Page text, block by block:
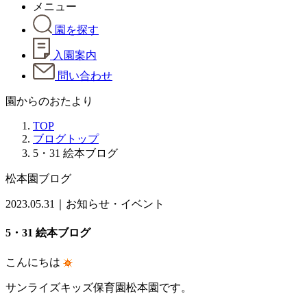
メニュー
園を探す
入園案内
問い合わせ
園からのおたより
TOP
ブログトップ
5・31 絵本ブログ
松本園ブログ
2023.05.31｜お知らせ・イベント
5・31 絵本ブログ
こんにちは
サンライズキッズ保育園松本園です。